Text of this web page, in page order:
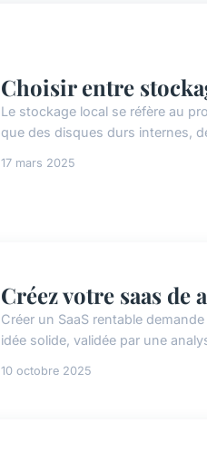
Choisir entre
Le stockage local se réfère au
que des disques durs internes,
17 mars 2025
Créez votre saas de
Créer un SaaS rentable
idée solide, validée par une
10 octobre 2025